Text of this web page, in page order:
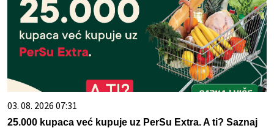
03. 08. 2026 07:31
25.000 kupaca već kupuje uz PerSu Extra. A ti? Saznaj